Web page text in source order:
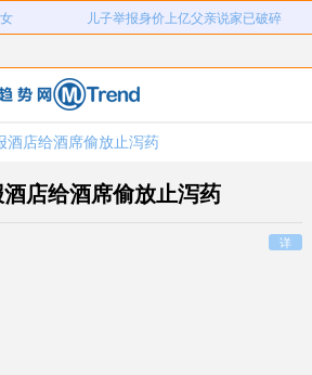
儿子举报身价上亿父亲说家已破碎
场吻戏 名创优品一次性内裤颜面尽失
元
碳中毒 国企拖欠3700万致市政工程停工
儿子举报身价上亿父亲说家已破碎
酒店给酒席偷放止泻药
酒店给酒席偷放止泻药
详